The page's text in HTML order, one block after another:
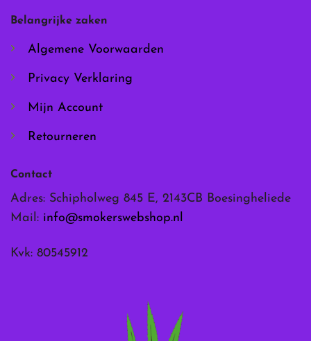
op
de
productpagina
Belangrijke zaken
Algemene Voorwaarden
Privacy Verklaring
Mijn Account
Retourneren
Contact
Adres: Schipholweg 845 E, 2143CB Boesingheliede
Mail: info@smokerswebshop.nl
Kvk: 80545912